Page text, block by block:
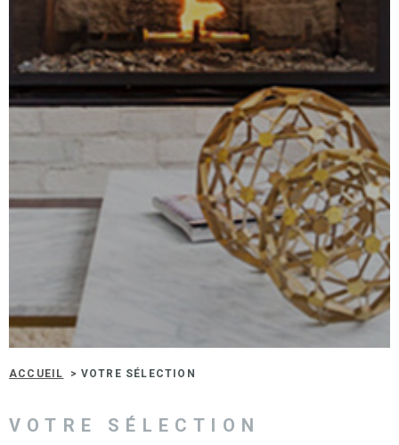
NOS
VENDUS
NOS
ACCUEIL VOTRE SÉLECTION
VOTRE SÉLECTION
RECHERCHER